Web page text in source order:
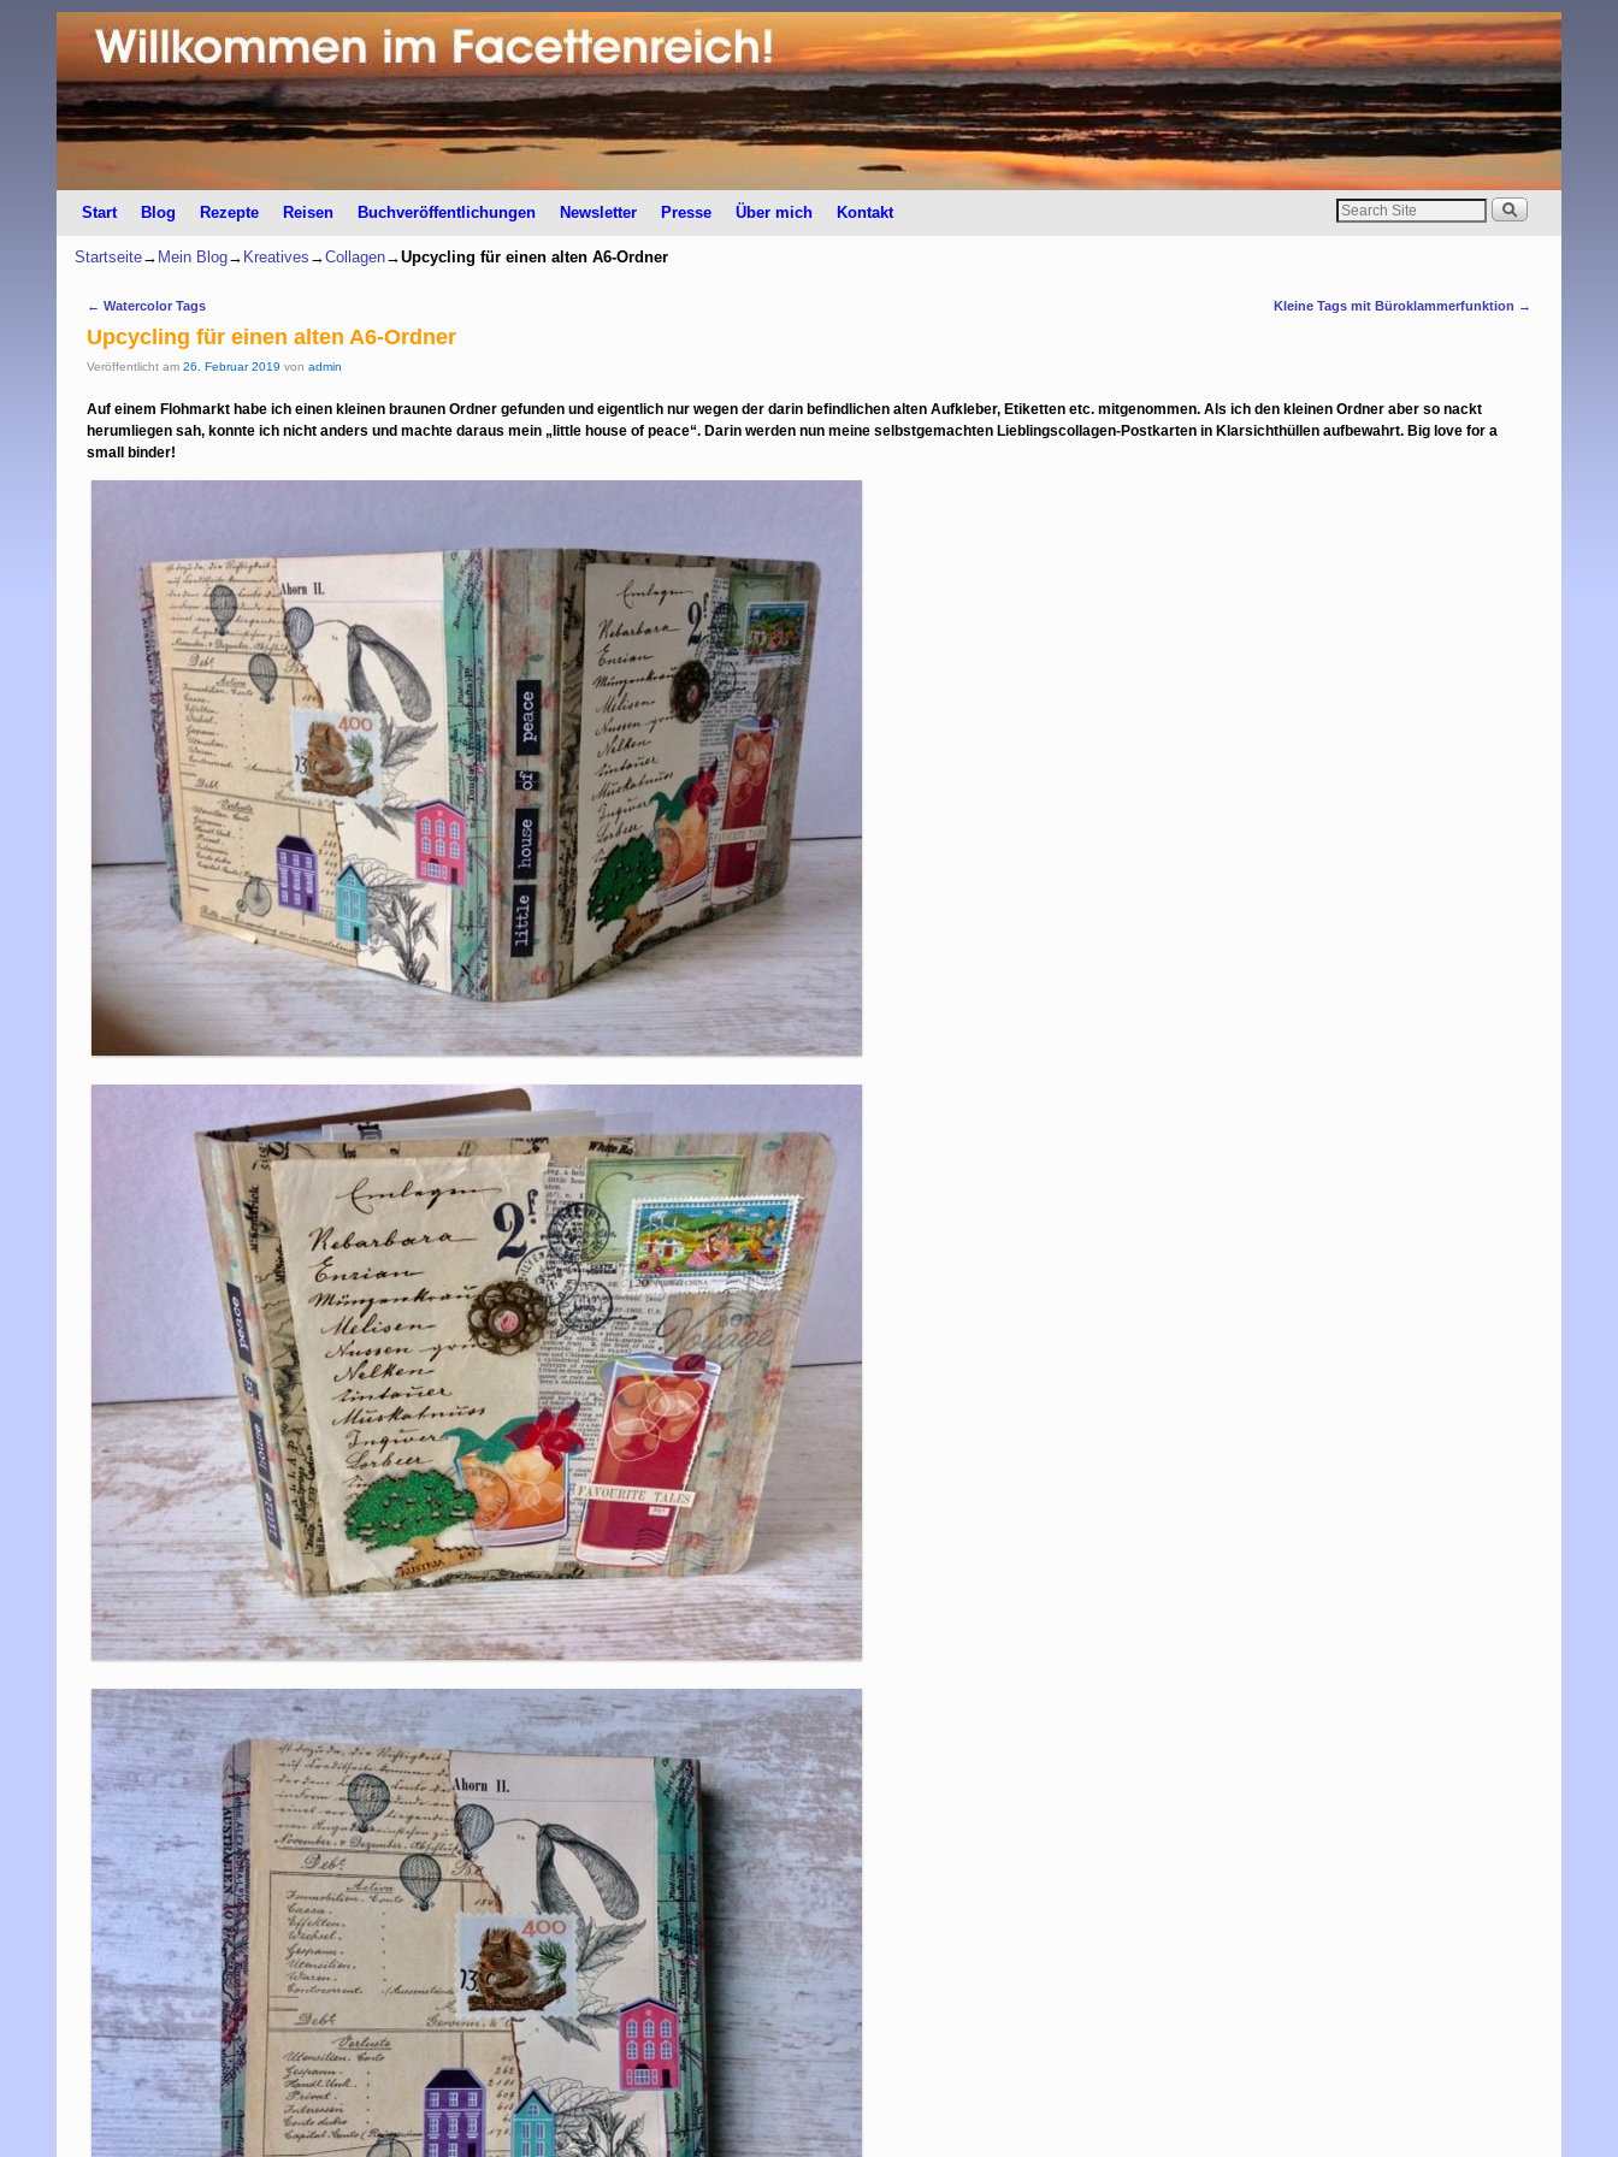
Zum Inhalt wechseln
Zum sekundären Inhalt wechseln
Start Blog Rezepte Reisen Buchveröffentlichungen Newsletter Presse Über mich Kontakt
Startseite→ Mein Blog→ Kreatives →Collagen→Upcycling für einen alten A6-Ordner
Artikelnavigation
← Watercolor Tags Kleine Tags mit Büroklammerfunktion →
Upcycling für einen alten A6-Ordner
Veröffentlicht am 26. Februar 2019 von admin
Auf einem Flohmarkt habe ich einen kleinen braunen Ordner gefunden und eigentlich nur wegen der darin befindlichen alten Aufkleber, Etiketten etc. mitgenommen. Als ich den kleinen Ordner aber so nackt
herumliegen sah, konnte ich nicht anders und machte daraus mein „little house of peace“. Darin werden nun meine selbstgemachten Lieblingscollagen-Postkarten in Klarsichthüllen aufbewahrt. Big love for a
small binder!